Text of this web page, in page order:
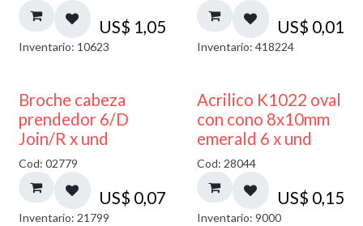
US$ 1,05
Inventario: 10623
US$ 0,01
Inventario: 418224
Broche cabeza
prendedor 6/D
Join/R x und
Cod: 02779
US$ 0,07
Inventario: 21799
Acrilico K1022 oval
con cono 8x10mm
emerald 6 x und
Cod: 28044
US$ 0,15
Inventario: 9000